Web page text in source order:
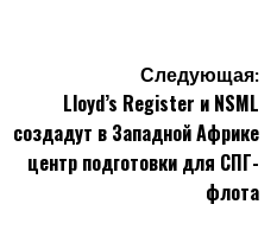
Следующая:
Lloyd’s Register и NSML
создадут в Западной Африке
центр подготовки для СПГ-
флота